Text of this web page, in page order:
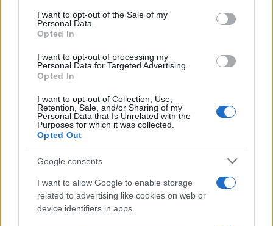
consent section.
I want to opt-out of the Sale of my
Personal Data.
Opted In
I want to opt-out of processing my
Personal Data for Targeted Advertising.
Opted In
I want to opt-out of Collection, Use,
Retention, Sale, and/or Sharing of my
Personal Data that Is Unrelated with the
Purposes for which it was collected.
Opted Out
Google consents
I want to allow Google to enable storage
related to advertising like cookies on web or
device identifiers in apps.